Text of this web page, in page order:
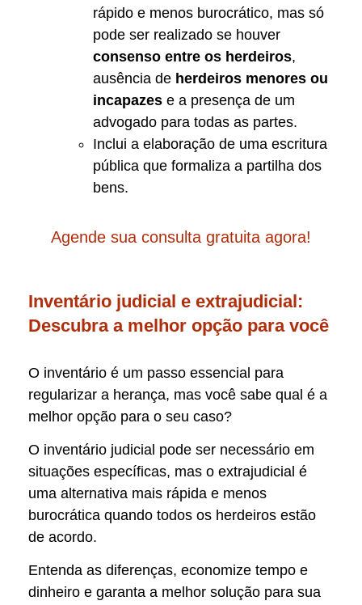
rápido e menos burocrático, mas só
pode ser realizado se houver
consenso entre os herdeiros,
ausência de herdeiros menores ou
incapazes e a presença de um
advogado para todas as partes.
Inclui a elaboração de uma escritura
pública que formaliza a partilha dos
bens.
Agende sua consulta gratuita agora!
Inventário judicial e extrajudicial:
Descubra a melhor opção para você
O inventário é um passo essencial para
regularizar a herança, mas você sabe qual é a
melhor opção para o seu caso?
O inventário judicial pode ser necessário em
situações específicas, mas o extrajudicial é
uma alternativa mais rápida e menos
burocrática quando todos os herdeiros estão
de acordo.
Entenda as diferenças, economize tempo e
dinheiro e garanta a melhor solução para sua